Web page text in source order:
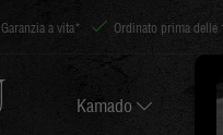
Garanzia a vita* Ordinato prima
Kamado